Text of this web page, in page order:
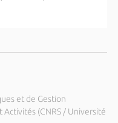
et de Gestion
Activités (CNRS / Université